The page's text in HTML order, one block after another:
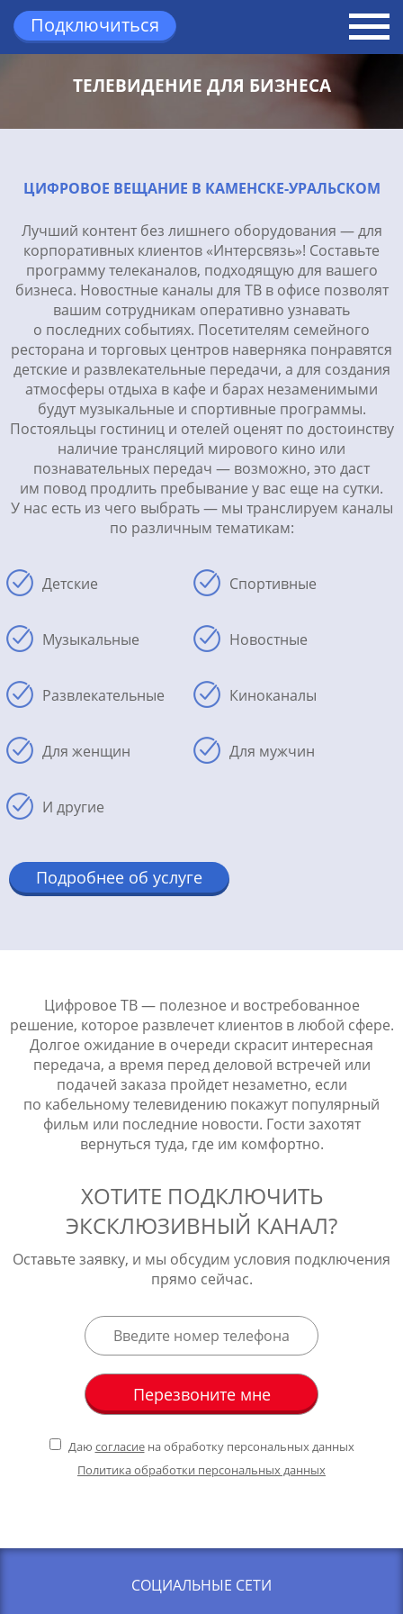
Подключиться
Вернуться назад
ТЕЛЕВИДЕНИЕ ДЛЯ БИЗНЕСА
ЦИФРОВОЕ ВЕЩАНИЕ В КАМЕНСКЕ-УРАЛЬСКОМ
Лучший контент без лишнего оборудования — для
корпоративных клиентов «Интерсвязь»! Составьте
программу телеканалов, подходящую для вашего
бизнеса. Новостные каналы для ТВ в офисе позволят
вашим сотрудникам оперативно узнавать
о последних событиях. Посетителям семейного
ресторана и торговых центров наверняка понравятся
детские и развлекательные передачи, а для создания
атмосферы отдыха в кафе и барах незаменимыми
будут музыкальные и спортивные программы.
Постояльцы гостиниц и отелей оценят по достоинству
наличие трансляций мирового кино или
познавательных передач — возможно, это даст
им повод продлить пребывание у вас еще на сутки.
У нас есть из чего выбрать — мы транслируем каналы
по различным тематикам:
Детские Спортивные
Музыкальные Новостные
Развлекательные Киноканалы
Для женщин Для мужчин
И другие
Подробнее об услуге
Цифровое ТВ — полезное и востребованное
решение, которое развлечет клиентов в любой сфере.
Долгое ожидание в очереди скрасит интересная
передача, а время перед деловой встречей или
подачей заказа пройдет незаметно, если
по кабельному телевидению покажут популярный
фильм или последние новости. Гости захотят
вернуться туда, где им комфортно.
ХОТИТЕ ПОДКЛЮЧИТЬ
ЭКСКЛЮЗИВНЫЙ КАНАЛ?
Оставьте заявку, и мы обсудим условия подключения
прямо сейчас.
Даю согласиена обработку персональных данных
Политика обработки персональных данных
СОЦИАЛЬНЫЕ СЕТИ